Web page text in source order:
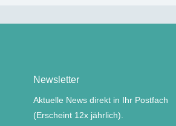
Newsletter
Aktuelle News direkt in Ihr Postfach
(Erscheint 12x jährlich).